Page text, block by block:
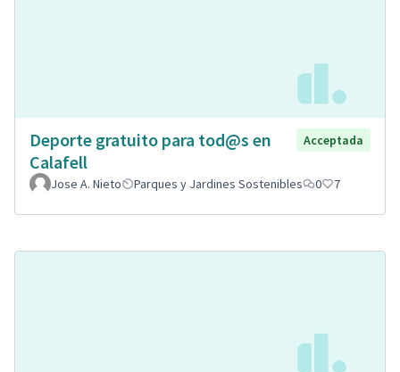
Deporte gratuito para tod@s en
Calafell
Acceptada
Jose A. Nieto Parques y Jardines Sostenibles 0 7